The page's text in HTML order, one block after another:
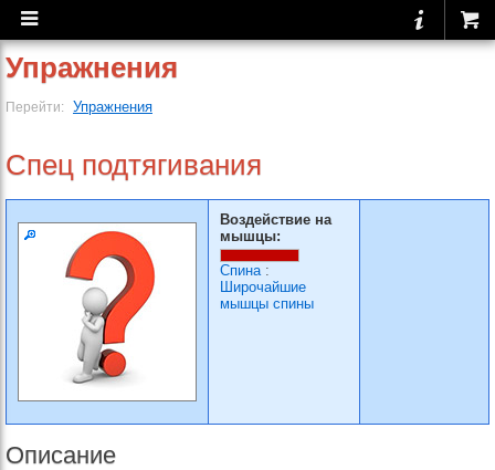
Упражнения
Перейти: Упражнения
Спец подтягивания
Воздействие на
мышцы:
Спина:
Широчайшие
мышцы спины
Описание